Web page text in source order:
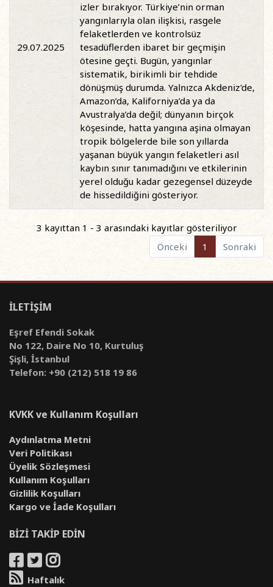
29.07.2025
izler bırakıyor. Türkiye’nin orman
yangınlarıyla olan ilişkisi, rasgele
felaketlerden ve kontrolsüz
tesadüflerden ibaret bir geçmişin
ötesine geçti. Bugün, yangınlar
sistematik, birikimli bir tehdide
dönüşmüş durumda. Yalnızca Akdeniz'de,
Amazon’da, Kaliforniya’da ya da
Avustralya’da değil; dünyanın birçok
köşesinde, hatta yangına aşina olmayan
tropik bölgelerde bile son yıllarda
yaşanan büyük yangın felaketleri asıl
kaybın sınır tanımadığını ve etkilerinin
yerel olduğu kadar gezegensel düzeyde
de hissedildiğini gösteriyor.
3 kayıttan 1 - 3 arasındaki kayıtlar gösteriliyor
Önceki
1 Sonraki
İLETİŞİM
Eşref Efendi Sokak
No 122, Daire No 10, Kurtuluş
Şişli, İstanbul
Telefon: +90 (212) 518 19 86
KVKK ve Kullanım Koşulları
Aydınlatma Metni
Veri Politikası
Üyelik Sözleşmesi
Kullanım Koşulları
Gizlilik Koşulları
Kargo ve İade Koşulları
BİZİ TAKİP EDİN
Haftalık